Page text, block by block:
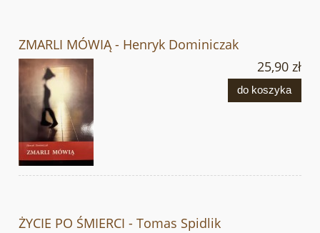
ZMARLI MÓWIĄ - Henryk Dominiczak
25,90 zł
do koszyka
ŻYCIE PO ŚMIERCI - Tomas Spidlik